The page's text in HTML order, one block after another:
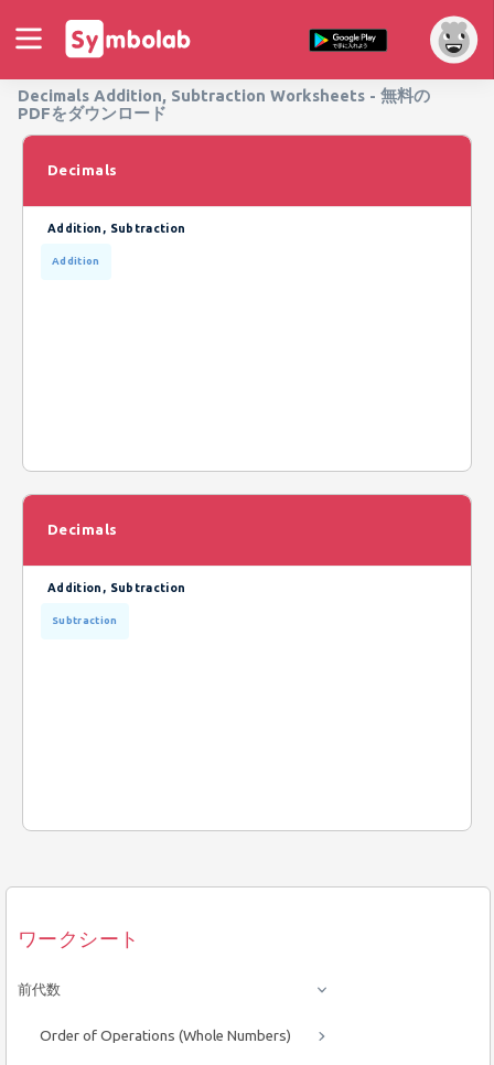
Decimals Addition, Subtraction Worksheets - 無料の
PDFをダウンロード
ワークシート
前代数
Order of Operations (Whole Numbers)
Decimals
Addition, Subtraction
Addition
Decimals
Addition, Subtraction
Subtraction